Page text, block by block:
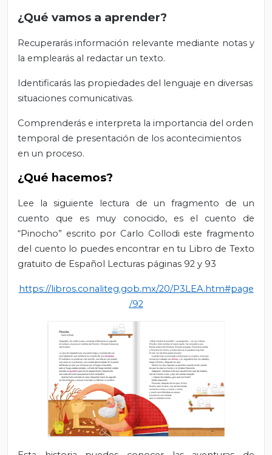
¿Qué vamos a aprender?
Recuperarás información relevante mediante notas y
la emplearás al redactar un texto.
Identificarás las propiedades del lenguaje en diversas
situaciones comunicativas.
Comprenderás e interpreta la importancia del orden
temporal de presentación de los acontecimientos
en un proceso.
¿Qué hacemos?
Lee la siguiente lectura de un fragmento de un
cuento que es muy conocido, es el cuento de
“Pinocho” escrito por Carlo Collodi este fragmento
del cuento lo puedes encontrar en tu Libro de Texto
gratuito de Español Lecturas páginas 92 y 93
https://libros.conaliteg.gob.mx/20/P3LEA.htm#page
/92